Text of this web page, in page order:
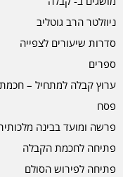
ניוזלטר הרב גוטליב
סדרות שיעורים לצפייה
ספרים
ערוץ קבלה למתחיל –
פסח
פרשה ומועד בבינה
פתיחה לחכמת הקבלה
פתיחה לפירוש הסולם